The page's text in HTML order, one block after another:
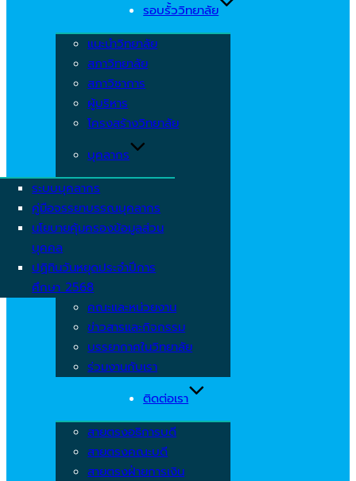
รอบรั้ววิทยาลัย
แนะนำวิทยาลัย
สภาวิทยาลัย
สภาวิชาการ
ผู้บริหาร
โครงสร้างวิทยาลัย
บุคลากร
ระบบบุคลากร
คู่มือจรรยาบรรณบุคลากร
นโยบายคุ้มครองข้อมูลส่วน
บุคคล
ปฏิทินวันหยุดประจำปีการ
ศึกษา 2568
คณะและหน่วยงาน
ข่าวสารและกิจกรรม
บรรยากาศในวิทยาลัย
ร่วมงานกับเรา
ติดต่อเรา
สายตรงอธิการบดี
สายตรงคณะบดี
สายตรงฝ่ายการเงิน